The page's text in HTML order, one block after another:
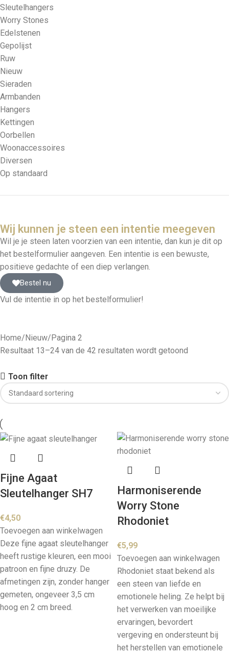
Sleutelhangers
Worry Stones
Edelstenen
Gepolijst
Ruw
Nieuw
Sieraden
Armbanden
Hangers
Kettingen
Oorbellen
Woonaccessoires
Diversen
Op standaard
Wij kunnen je steen een intentie meegeven
Wil je je steen laten voorzien van een intentie, dan kun je dit op
het bestelformulier aangeven. Een intentie is een bewuste,
positieve gedachte of een diep verlangen.
Bestel nu
Vul de intentie in op het bestelformulier!
Home Nieuw Pagina 2
Resultaat 13–24 van de 42 resultaten wordt getoond
Toon filter
Fijne Agaat
Sleutelhanger SH7
€4,50
Toevoegen aan winkelwagen
Deze fijne agaat sleutelhanger
heeft rustige kleuren, een mooi
patroon en fijne druzy. De
afmetingen zijn, zonder hanger
gemeten, ongeveer 3,5 cm
hoog en 2 cm breed.
Harmoniserende
Worry Stone
Rhodoniet
€5,99
Toevoegen aan winkelwagen
Rhodoniet staat bekend als
een steen van liefde en
emotionele heling. Ze helpt bij
het verwerken van moeilijke
ervaringen, bevordert
vergeving en ondersteunt bij
het herstellen van emotionele